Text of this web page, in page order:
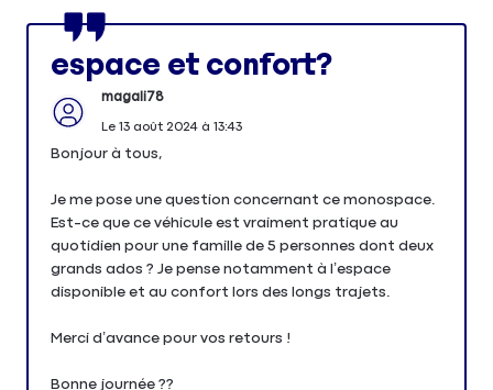
espace et confort?
magali78
Le 13 août 2024à 13:43
Bonjour à tous,
Je me pose une question concernant ce monospace.
Est-ce que ce véhicule est vraiment pratique au
quotidien pour une famille de 5 personnes dont deux
grands ados ? Je pense notamment à l’espace
disponible et au confort lors des longs trajets.
Merci d’avance pour vos retours !